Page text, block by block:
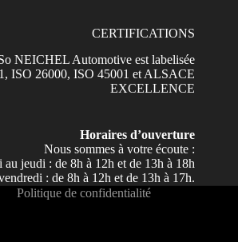
CERTIFICATIONS
Horaires d’ouverture
Nous sommes à votre écoute :
jeudi : de 8h à 12h et de 13h à 18h
: de 8h à 12h et de 13h à 17h.
Politique de confidentialité